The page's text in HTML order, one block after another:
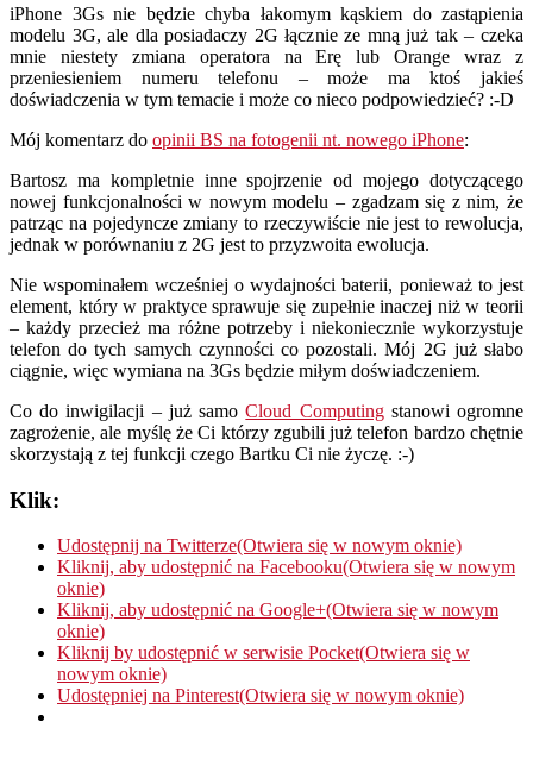
iPhone 3Gs nie będzie chyba łakomym kąskiem do zastąpienia
modelu 3G, ale dla posiadaczy 2G łącznie ze mną już tak – czeka
mnie niestety zmiana operatora na Erę lub Orange wraz z
przeniesieniem numeru telefonu – może ma ktoś jakieś
doświadczenia w tym temacie i może co nieco podpowiedzieć? :-D
Mój komentarz do opinii BS na fotogenii nt. nowego iPhone:
Bartosz ma kompletnie inne spojrzenie od mojego dotyczącego
nowej funkcjonalności w nowym modelu – zgadzam się z nim, że
patrząc na pojedyncze zmiany to rzeczywiście nie jest to rewolucja,
jednak w porównaniu z 2G jest to przyzwoita ewolucja.
Nie wspominałem wcześniej o wydajności baterii, ponieważ to jest
element, który w praktyce sprawuje się zupełnie inaczej niż w teorii
– każdy przecież ma różne potrzeby i niekoniecznie wykorzystuje
telefon do tych samych czynności co pozostali. Mój 2G już słabo
ciągnie, więc wymiana na 3Gs będzie miłym doświadczeniem.
Co do inwigilacji – już samoCloud Computingstanowi ogromne
zagrożenie, ale myślę że Ci którzy zgubili już telefon bardzo chętnie
skorzystają z tej funkcji czego Bartku Ci nie życzę. :-)
Klik:
Udostępnij na Twitterze(Otwiera się w nowym oknie)
Kliknij, aby udostępnić na Facebooku(Otwiera się w nowym
oknie)
Kliknij, aby udostępnić na Google+(Otwiera się w nowym
oknie)
Kliknij by udostępnić w serwisie Pocket(Otwiera się w
nowym oknie)
Udostępniej na Pinterest(Otwiera się w nowym oknie)